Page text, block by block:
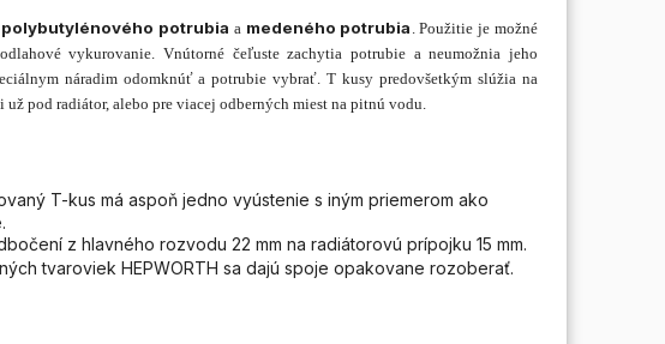
polybutylénového potrubia a medeného potrubia . Použitie je možné
vykurovanie. Vnútorné čeľuste zachytia potrubie a neumožnia jeho
náradim odomknúť a potrubie vybrať. T kusy predovšetkým slúžia na
pod radiátor, alebo pre viacej odberných miest na pitnú vodu.
T-kus má aspoň jedno vyústenie s iným priemerom ako
z hlavného rozvodu 22 mm na radiátorovú prípojku 15 mm.
tvaroviek HEPWORTH sa dajú spoje opakovane rozoberať.